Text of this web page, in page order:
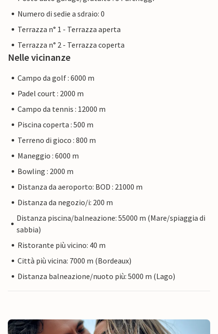
Numero di sedie a sdraio: 0
Terrazza n° 1 - Terrazza aperta
Terrazza n° 2 - Terrazza coperta
Nelle vicinanze
Campo da golf : 6000 m
Padel court : 2000 m
Campo da tennis : 12000 m
Piscina coperta : 500 m
Terreno di gioco : 800 m
Maneggio : 6000 m
Bowling : 2000 m
Distanza da aeroporto: BOD : 21000 m
Distanza da negozio/i: 200 m
Distanza piscina/balneazione: 55000 m (Mare/spiaggia di
sabbia)
Ristorante più vicino: 40 m
Città più vicina: 7000 m (Bordeaux)
Distanza balneazione/nuoto più: 5000 m (Lago)